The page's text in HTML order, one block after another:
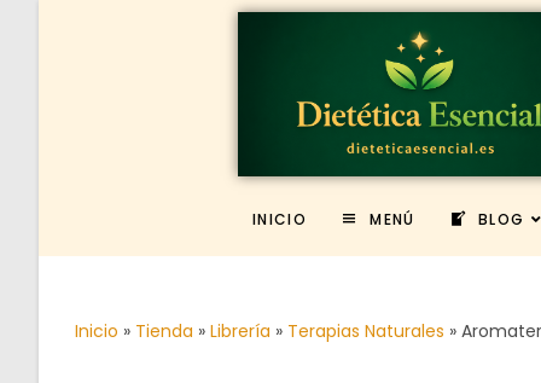
INICIO MENÚ BLOG
Inicio » Tienda » Librería » Terapias Naturales »